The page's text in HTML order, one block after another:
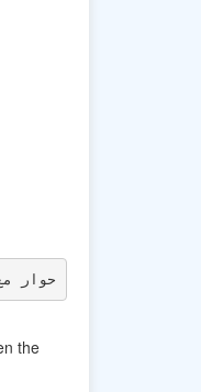
حوار
the